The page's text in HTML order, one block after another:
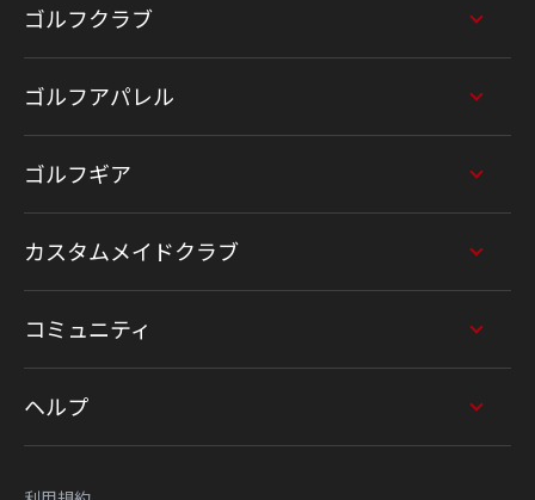
ゴルフクラブ
ゴルフアパレル
ゴルフギア
カスタムメイドクラブ
コミュニティ
ヘルプ